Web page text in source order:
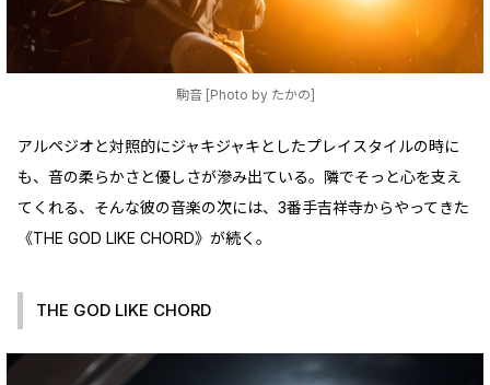
駒音 [Photo by たかの]
アルペジオと対照的にジャキジャキとしたプレイスタイルの時に
も、音の柔らかさと優しさが滲み出ている。隣でそっと心を支え
てくれる、そんな彼の音楽の次には、3番手吉祥寺からやってきた
《THE GOD LIKE CHORD》が続く。
THE GOD LIKE CHORD